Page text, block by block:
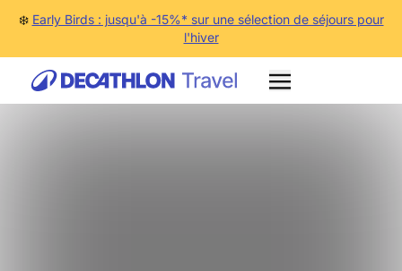
❄️ Early Birds : jusqu'à -15%* sur une sélection de séjours pour
l'hiver